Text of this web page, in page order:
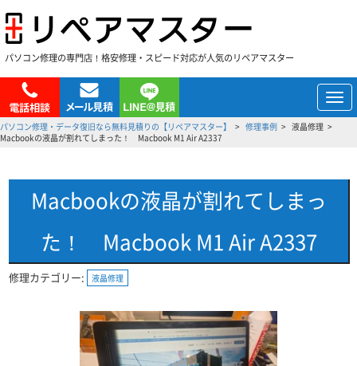
パソコン修理の専門店！格安修理・スピード対応が人気のリペアマスター
メ
ニ
パソコン修理・データ復旧なら無料見積りの【リペアマスター】 修理事例
液晶修理
Macbookの液晶が割れてしまった！ Macbook M1 Air A2337
Macbookの液晶が割れてしまっ
た！ Macbook M1 Air A2337
修理カテゴリー: 液晶修理